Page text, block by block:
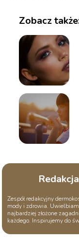
Zobacz
Zespół redakcyjny
mody i zdrowia.
najbardziej złożone
każdego. Inspirujemy do